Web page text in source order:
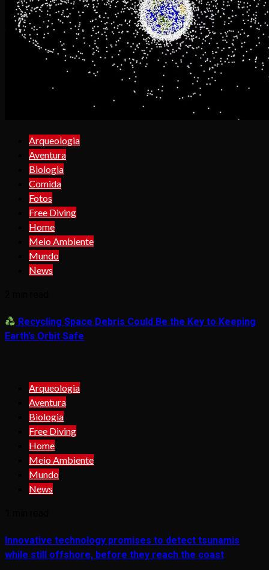
Arqueologia
Aventura
Biologia
Comida
Fotos
Free Diving
Home
Meio Ambiente
Mundo
News
Recycling Space Debris Could Be the Key to Keeping
Earth’s Orbit Safe
Arqueologia
Aventura
Biologia
Free Diving
Home
Meio Ambiente
Mundo
News
Innovative technology promises to detect tsunamis
while still offshore, before they reach the coast